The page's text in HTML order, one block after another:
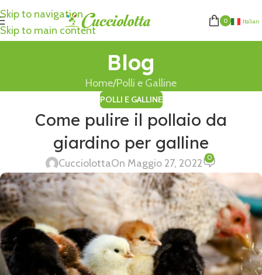
Skip to navigation
Skip to main content
0 Italian
Blog
Home Polli e Galline
POLLI E GALLINE
Come pulire il pollaio da
giardino per galline
CucciolottaOn Maggio 27, 2022 0